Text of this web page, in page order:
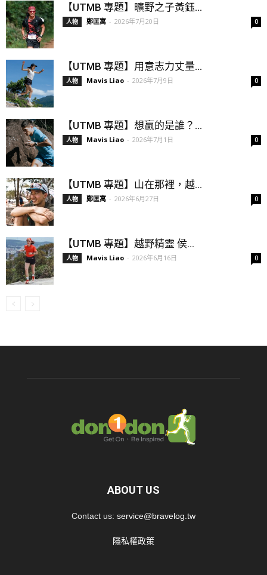
【UTMB 專題】曠野之子黃鈺...
人物 鄭匡寓 - 2026年7月20日 0
【UTMB 專題】用意志力丈量...
人物 Mavis Liao - 2026年7月9日 0
【UTMB 專題】想贏的是誰？...
人物 Mavis Liao - 2026年7月1日 0
【UTMB 專題】山在那裡，越...
人物 鄭匡寓 - 2026年6月27日 0
【UTMB 專題】越野精靈 侯...
人物 Mavis Liao - 2026年6月16日 0
ABOUT US
Contact us: service@bravelog.tw
隱私權政策